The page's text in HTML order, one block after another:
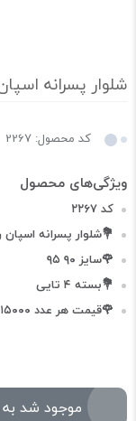
شلوار پسرانه اسپان
کد محصول: 2267
کد ۲۲۶۷
💐شلوار پسرانه اسپان
🌹سایز ۹۰ ۹۵
💐بسته ۴ تایی
🌹قیمت هر عدد ۱۱۵۰۰۰
موجود شد